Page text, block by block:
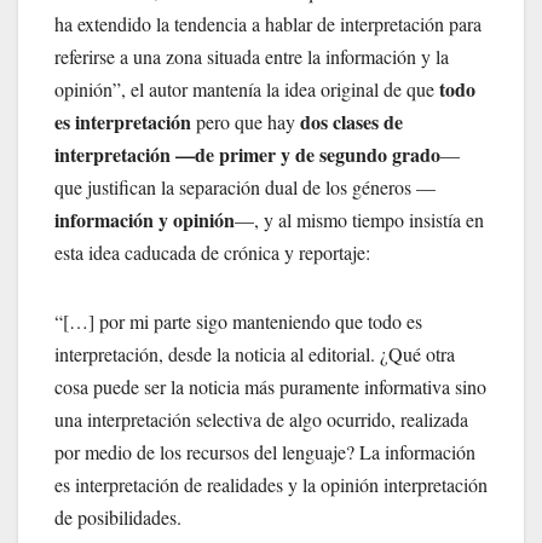
ha extendido la tendencia a hablar de interpretación para
referirse a una zona situada entre la información y la
opinión”, el autor mantenía la idea original de quetodo
es interpretaciónpero que haydos clases de
interpretación —de primer y de segundo grado—
que justifican la separación dual de los géneros —
información y opinión—, y al mismo tiempo insistía en
esta idea caducada de crónica y reportaje:
“[…] por mi parte sigo manteniendo que todo es
interpretación, desde la noticia al editorial. ¿Qué otra
cosa puede ser la noticia más puramente informativa sino
una interpretación selectiva de algo ocurrido, realizada
por medio de los recursos del lenguaje? La información
es interpretación de realidades y la opinión interpretación
de posibilidades.